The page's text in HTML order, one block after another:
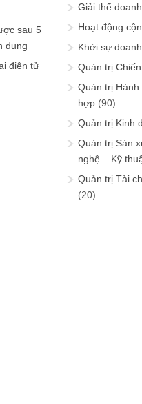
sau 5
dụng
điện tử
Giải thể
Hoạt động
Khởi sự
Quản trị
Quản trị
hợp (90)
Quản trị Kinh
Quản trị Sản
nghệ – Kỹ
Quản trị Tài
(20)